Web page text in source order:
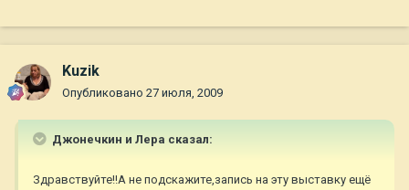
Kuzik
Опубликовано 27 июля, 2009
Джонечкин и Лера сказал:
Здравствуйте!!А не подскажите,запись на эту выставку ещё